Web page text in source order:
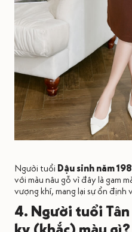
Người tuổi Dậu sinh năm
với màu nâu gỗ vì đây là gam
vượng khí, mang lại sự ổn định
4. Người tuổi Tân